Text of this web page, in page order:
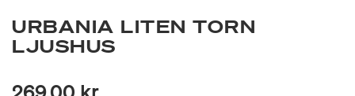
URBANIA LITEN TORN
LJUSHUS